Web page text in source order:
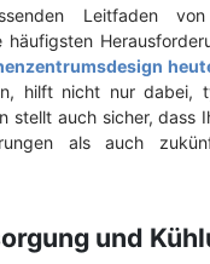
Leitfaden
hilft nicht nur dabei,
stellt auch sicher, dass
als auch
und